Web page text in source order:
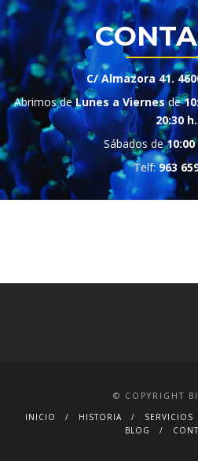
C/ Almazora 41.
Abrimos deLunes a Viernesde
20:30 h.
Sábados de10:00
Telf:963
© COPYRIGHT
INICIO
HISTORIA SERVICIOS
BLOG